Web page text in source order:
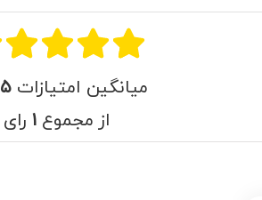
میانگین امتیازات ۵
از مجموع ۱ رای